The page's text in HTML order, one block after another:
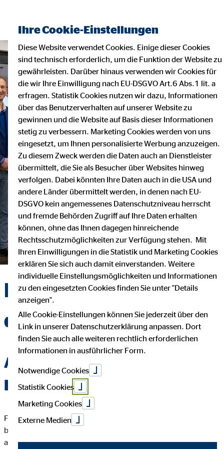
Mit Spaß an der Arbeit
durchstarten
Arbeiten in einem
Familienbetrieb
Für uns zählt nicht nur dein Lebenslauf, sondern wer du
bist und was du bewegen möchtest. Du entscheidest, wo du
arbeitest, wann und wie lange! Entweder bei dir im Homeoffice,
Ihre Cookie-Einstellungen
Diese Website verwendet Cookies. Einige dieser Cookies
sind technisch erforderlich, um die Funktion der Website zu
gewährleisten. Darüber hinaus verwenden wir Cookies für
die wir Ihre Einwilligung nach EU-DSGVO Art.6 Abs.1 lit. a
erfragen. Statistik Cookies nutzen wir dazu, Informationen
über das Benutzerverhalten auf unserer Website zu
gewinnen und die Website auf Basis dieser Informationen
stetig zu verbessern. Marketing Cookies werden von uns
eingesetzt, um Ihnen personalisierte Werbung anzuzeigen.
Zu diesem Zweck werden die Daten auch an Dienstleister
übermittelt, die Sie als Besucher über Websites hinweg
verfolgen. Dabei könnten Ihre Daten auch in die USA und
andere Länder übermittelt werden, in denen nach EU-
DSGVO kein angemessenes Datenschutzniveau herrscht
und fremde Behörden Zugriff auf Ihre Daten erhalten
können, ohne das Ihnen dagegen hinreichende
Rechtsschutzmöglichkeiten zur Verfügung stehen. Mit
Ihren Einwilligungen in die Statistik und Marketing Cookies
erklären Sie sich auch damit einverstanden. Weitere
individuelle Einstellungsmöglichkeiten und Informationen
zu den eingesetzten Cookies finden Sie unter "Details
anzeigen".
Alle Cookie-Einstellungen können Sie jederzeit über den
Link in unserer Datenschutzerklärung anpassen. Dort
finden Sie auch alle weiteren rechtlich erforderlichen
Informationen in ausführlicher Form.
Notwendige Cookies
Statistik Cookies
Marketing Cookies
Externe Medien